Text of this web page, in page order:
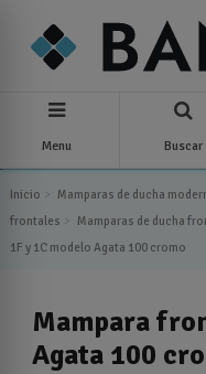
Menu Buscar
Inicio Mamparas de ducha
frontales
Mamparas de ducha
1F y 1C modelo Agata 100 cromo
Mampara
Agata 100